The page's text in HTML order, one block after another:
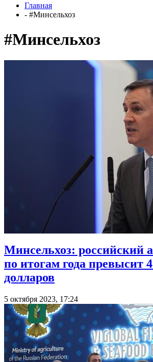
Главная
- #Минсельхоз
#Минсельхоз
Минсельхоз: российский
по итогам года превысит
долларов
5 октября 2023, 17:24